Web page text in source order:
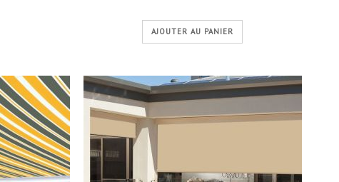
AJOUTER AU PANIER